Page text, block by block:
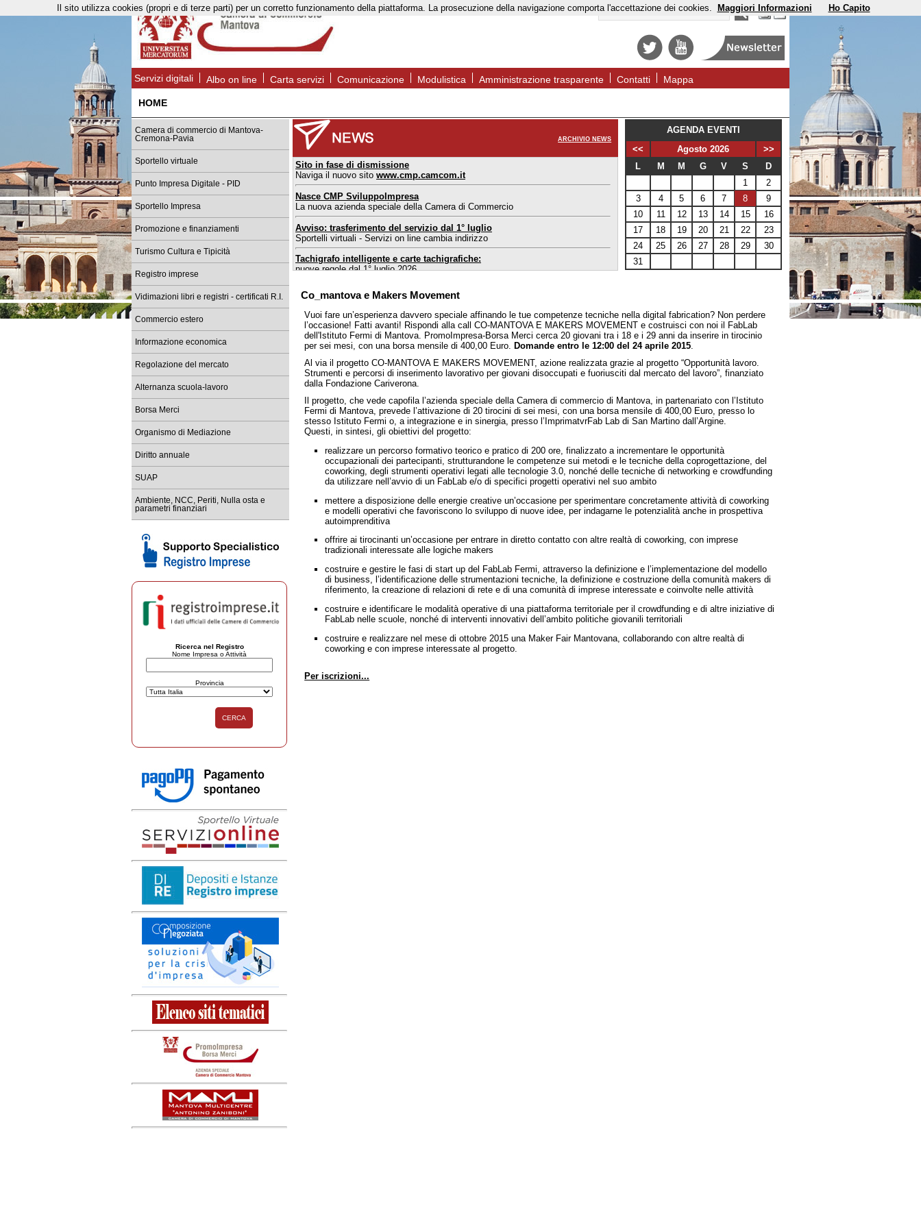
Servizi digitali Albo on line Carta servizi Comunicazione Modulistica Amministrazione trasparente Contatti Mappa
HOME
Camera di commercio di Mantova-
Cremona-Pavia
Sportello virtuale
Punto Impresa Digitale - PID
Sportello Impresa
Promozione e finanziamenti
Turismo Cultura e Tipicità
Registro imprese
Vidimazioni libri e registri - certificati R.I.
Commercio estero
Informazione economica
Regolazione del mercato
Alternanza scuola-lavoro
Borsa Merci
Organismo di Mediazione
Diritto annuale
SUAP
Ambiente, NCC, Periti, Nulla osta e
parametri finanziari
Ricerca nel Registro
Nome Impresa o Attività
Provincia
CERCA
ARCHIVIO NEWS
Sito in fase di dismissione
Naviga il nuovo sito www.cmp.camcom.it
Nasce CMP SviluppoImpresa
La nuova azienda speciale della Camera di Commercio
Avviso: trasferimento del servizio dal 1° luglio
Sportelli virtuali - Servizi on line cambia indirizzo
Tachigrafo intelligente e carte tachigrafiche:
nuove regole dal 1° luglio 2026
Sportello estero Mantova: nuove modalità di accesso
dal 1° maggio 2026 accesso consentito solo su appuntamento
Registro Imprese sede di Mantova: rallentamenti nei
tempi di lavorazione delle pratiche
Bandi e contributi per le imprese
Scopri i bandi della Camera di commercio per le imprese del territorio
Comunicati stampa ed eventi
Resta informato sulle iniziative della Camera di CR-MN-PV
Scopri l'ultimo numero di Unioncamere Economia & Imprese:
leggilo su PC, tablet o smartphone!
AGENDA EVENTI
<<
Agosto 2026
>>
L
M M G V S
D
1
2
3
4 5 6 7 8
9
10
11 12 13 14 15
16
17
18 19 20 21 22
23
24
25 26 27 28 29
30
31
Co_mantova e Makers Movement
Vuoi fare un’esperienza davvero speciale affinando le tue competenze tecniche nella digital fabrication? Non perdere
l’occasione! Fatti avanti! Rispondi alla call CO-MANTOVA E MAKERS MOVEMENT e costruisci con noi il FabLab
dell'Istituto Fermi di Mantova. PromoImpresa-Borsa Merci cerca 20 giovani tra i 18 e i 29 anni da inserire in tirocinio
per sei mesi, con una borsa mensile di 400,00 Euro. Domande entro le 12:00 del 24 aprile 2015.
Al via il progetto CO-MANTOVA E MAKERS MOVEMENT, azione realizzata grazie al progetto “Opportunità lavoro.
Strumenti e percorsi di inserimento lavorativo per giovani disoccupati e fuoriusciti dal mercato del lavoro”, finanziato
dalla Fondazione Cariverona.
Il progetto, che vede capofila l’azienda speciale della Camera di commercio di Mantova, in partenariato con l’Istituto
Fermi di Mantova, prevede l’attivazione di 20 tirocini di sei mesi, con una borsa mensile di 400,00 Euro, presso lo
stesso Istituto Fermi o, a integrazione e in sinergia, presso l’ImprimatvrFab Lab di San Martino dall’Argine.
Questi, in sintesi, gli obiettivi del progetto:
realizzare un percorso formativo teorico e pratico di 200 ore, finalizzato a incrementare le opportunità
occupazionali dei partecipanti, strutturandone le competenze sui metodi e le tecniche della coprogettazione, del
coworking, degli strumenti operativi legati alle tecnologie 3.0, nonché delle tecniche di networking e crowdfunding
da utilizzare nell’avvio di un FabLab e/o di specifici progetti operativi nel suo ambito
mettere a disposizione delle energie creative un’occasione per sperimentare concretamente attività di coworking
e modelli operativi che favoriscono lo sviluppo di nuove idee, per indagarne le potenzialità anche in prospettiva
autoimprenditiva
offrire ai tirocinanti un’occasione per entrare in diretto contatto con altre realtà di coworking, con imprese
tradizionali interessate alle logiche makers
costruire e gestire le fasi di start up del FabLab Fermi, attraverso la definizione e l’implementazione del modello
di business, l’identificazione delle strumentazioni tecniche, la definizione e costruzione della comunità makers di
riferimento, la creazione di relazioni di rete e di una comunità di imprese interessate e coinvolte nelle attività
costruire e identificare le modalità operative di una piattaforma territoriale per il crowdfunding e di altre iniziative di
FabLab nelle scuole, nonché di interventi innovativi dell’ambito politiche giovanili territoriali
costruire e realizzare nel mese di ottobre 2015 una Maker Fair Mantovana, collaborando con altre realtà di
coworking e con imprese interessate al progetto.
Per iscrizioni...
Il sito utilizza cookies (propri e di terze parti) per un corretto funzionamento della piattaforma. La prosecuzione della navigazione comporta l'accettazione dei cookies. Maggiori Informazioni Ho Capito